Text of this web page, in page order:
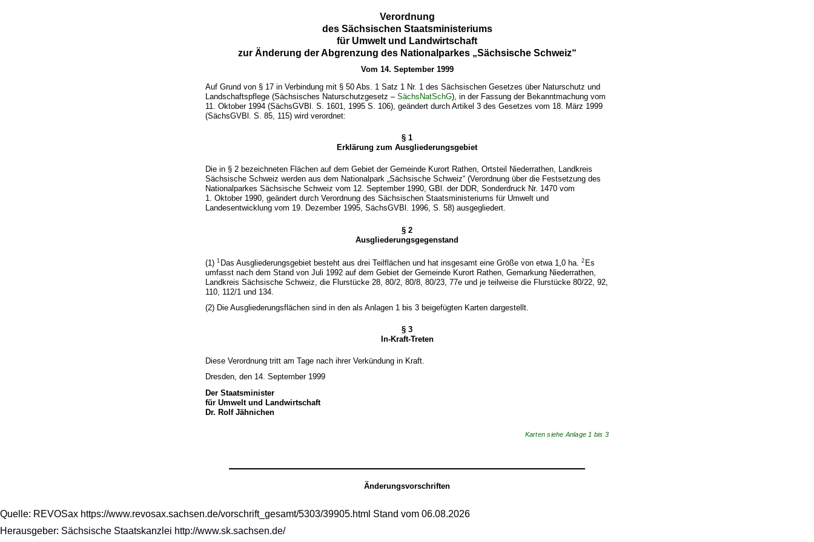
Verordnung
des Sächsischen Staatsministeriums
für Umwelt und Landwirtschaft
zur Änderung der Abgrenzung des Nationalparkes „Sächsische Schweiz“
Vom 14. September 1999
Auf Grund von § 17 in Verbindung mit § 50 Abs. 1 Satz 1 Nr. 1 des Sächsischen Gesetzes über Naturschutz und
Landschaftspflege (Sächsisches Naturschutzgesetz –SächsNatSchG), in der Fassung der Bekanntmachung vom
11. Oktober 1994 (SächsGVBl. S. 1601, 1995 S. 106), geändert durch Artikel 3 des Gesetzes vom 18. März 1999
(SächsGVBl. S. 85, 115) wird verordnet:
§ 1
Erklärung zum Ausgliederungsgebiet
Die in § 2 bezeichneten Flächen auf dem Gebiet der Gemeinde Kurort Rathen, Ortsteil Niederrathen, Landkreis
Sächsische Schweiz werden aus dem Nationalpark „Sächsische Schweiz“ (Verordnung über die Festsetzung des
Nationalparkes Sächsische Schweiz vom 12. September 1990, GBl. der DDR, Sonderdruck Nr. 1470 vom
1. Oktober 1990, geändert durch Verordnung des Sächsischen Staatsministeriums für Umwelt und
Landesentwicklung vom 19. Dezember 1995, SächsGVBl. 1996, S. 58) ausgegliedert.
§ 2
Ausgliederungsgegenstand
(1)1 Das Ausgliederungsgebiet besteht aus drei Teilflächen und hat insgesamt eine Größe von etwa 1,0 ha.2 Es
umfasst nach dem Stand von Juli 1992 auf dem Gebiet der Gemeinde Kurort Rathen, Gemarkung Niederrathen,
Landkreis Sächsische Schweiz, die Flurstücke 28, 80/2, 80/8, 80/23, 77e und je teilweise die Flurstücke 80/22, 92,
110, 112/1 und 134.
(2) Die Ausgliederungsflächen sind in den als Anlagen 1 bis 3 beigefügten Karten dargestellt.
§ 3
In-Kraft-Treten
Diese Verordnung tritt am Tage nach ihrer Verkündung in Kraft.
Dresden, den 14. September 1999
Der Staatsminister
für Umwelt und Landwirtschaft
Dr. Rolf Jähnichen
Karten siehe Anlage 1 bis 3
Änderungsvorschriften
Quelle: REVOSax https://www.revosax.sachsen.de/vorschrift_gesamt/5303/39905.html Stand vom 06.08.2026
Herausgeber: Sächsische Staatskanzlei http://www.sk.sachsen.de/